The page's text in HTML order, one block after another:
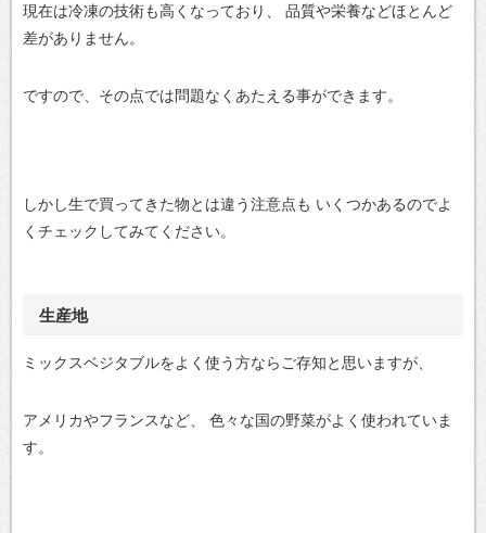
現在は冷凍の技術も高くなっており、
品質や栄養などほとんど
差がありません。
ですので、その点では問題なくあたえる事ができます。
しかし生で買ってきた物とは違う注意点も いくつかあるのでよ
くチェックしてみてください。
生産地
ミックスベジタブルをよく使う方ならご存知と思いますが、
アメリカやフランスなど、
色々な国の野菜がよく使われていま
す。